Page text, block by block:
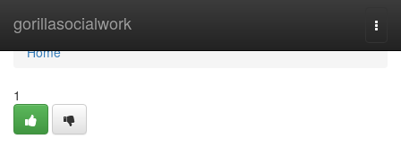
gorillasocialwork
Home
Home
1